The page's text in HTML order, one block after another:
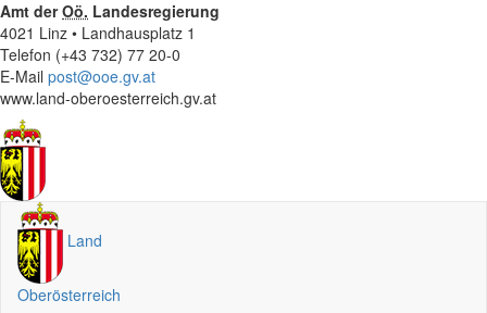
Amt derOö. Landesregierung
4021 Linz • Landhausplatz 1
Telefon (+43 732) 77 20-0
E-Mail post@ooe.gv.at
www.land-oberoesterreich.gv.at
Land
Oberösterreich